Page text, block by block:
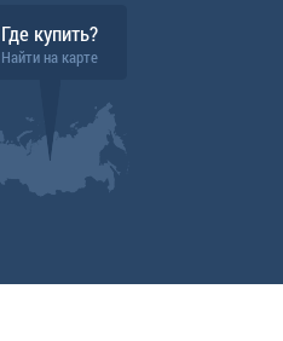
Где купить?
Найти на карте